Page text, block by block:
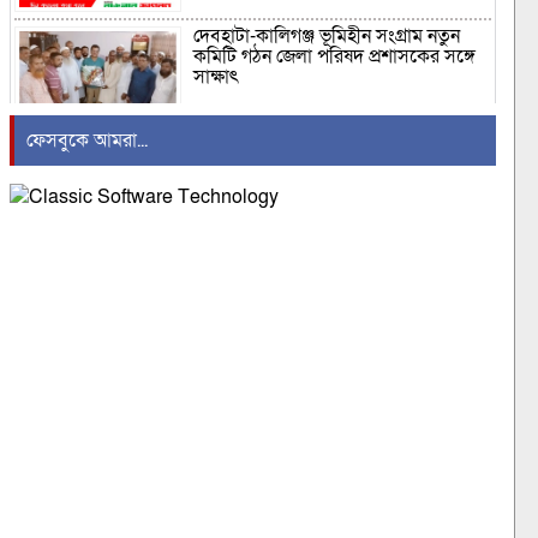
দেবহাটা-কালিগঞ্জ ভূমিহীন সংগ্রাম নতুন
কমিটি গঠন জেলা পরিষদ প্রশাসকের সঙ্গে
সাক্ষাৎ
অ্যাম্বুলেন্স দুর্ঘটনায় ৪ জন আহত উদ্ধার
করল ফায়ার সার্ভিস
ফেসবুকে আমরা...